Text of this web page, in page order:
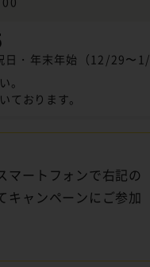
・年末年始（12/29〜1/
。
おります。
マートフォンで右記の
キャンペーンにご参加